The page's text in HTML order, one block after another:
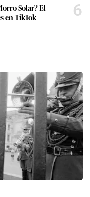
Solar? El
en TikTok
6